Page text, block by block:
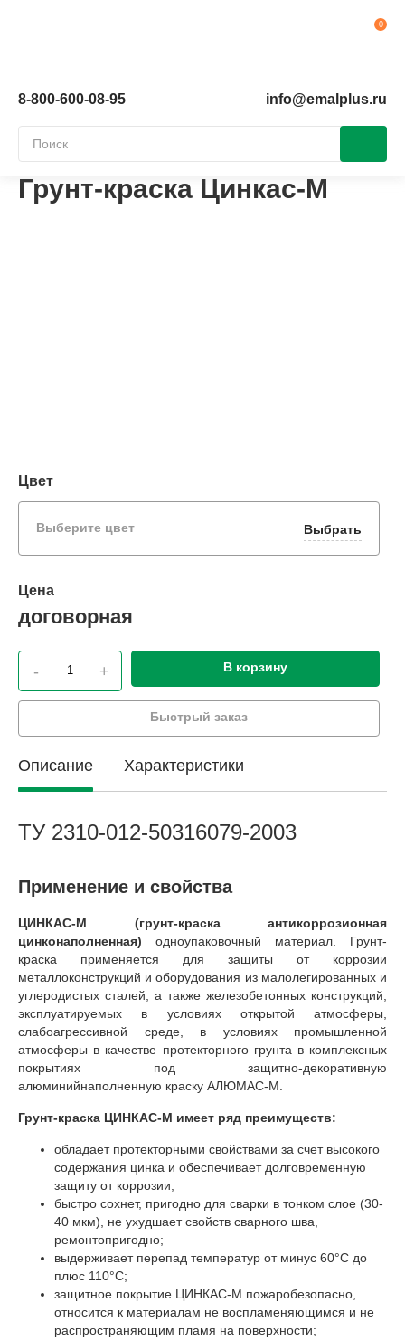
8-800-600-08-95 info@emalplus.ru
Грунт-краска Цинкас-М
Цвет
Выберите цвет Выбрать
Цена
договорная
- + В корзину
Быстрый заказ
Описание Характеристики
ТУ 2310-012-50316079-2003
Применение и свойства
ЦИНКАС-М (грунт-краска антикоррозионная
цинконаполненная) одноупаковочный материал. Грунт-
краска применяется для защиты от коррозии
металлоконструкций и оборудования из малолегированных и
углеродистых сталей, а также железобетонных конструкций,
эксплуатируемых в условиях открытой атмосферы,
слабоагрессивной среде, в условиях промышленной
атмосферы в качестве протекторного грунта в комплексных
покрытиях под защитно-декоративную
алюминийнаполненную краску АЛЮМАС-М.
Грунт-краска ЦИНКАС-М имеет ряд преимуществ:
обладает протекторными свойствами за счет высокого
содержания цинка и обеспечивает долговременную
защиту от коррозии;
быстро сохнет, пригодно для сварки в тонком слое (30-
40 мкм), не ухудшает свойств сварного шва,
ремонтопригодно;
выдерживает перепад температур от минус 60°С до
плюс 110°С;
защитное покрытие ЦИНКАС-М пожаробезопасно,
относится к материалам не воспламеняющимся и не
распространяющим пламя на поверхности;